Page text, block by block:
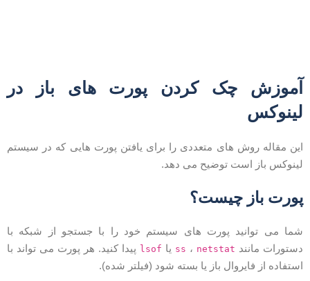
چک کردن پورت های باز در
مقاله روش های متعددی را برای یافتن پورت هایی که در سیستم
باز است توضیح می دهد.
باز چیست؟
می توانید پورت های سیستم خود را با جستجو از شبکه با
مانند
ss ،netstat یاlsofپیدا کنید. هر پورت می تواند با
از فایروال باز یا بسته شود (فیلتر شده).